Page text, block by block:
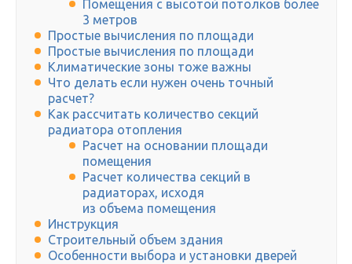
Помещения с высотой потолков более
3 метров
Простые вычисления по площади
Простые вычисления по площади
Климатические зоны тоже важны
Что делать если нужен очень точный
расчет?
Как рассчитать количество секций
радиатора отопления
Расчет на основании площади
помещения
Расчет количества секций в
радиаторах, исходя
из объема помещения
Инструкция
Cтроительный объем здания
Особенности выбора и установки дверей